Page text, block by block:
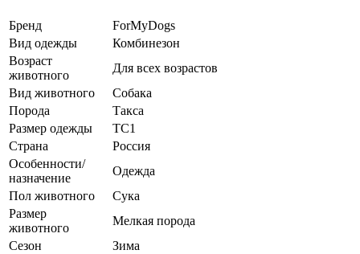
Бренд
ForMyDogs
Вид одежды
Комбинезон
Возраст
животного
Для всех возрастов
Вид животного
Собака
Порода
Такса
Размер одежды
TC1
Страна
Россия
Особенности/
назначение
Одежда
Пол животного
Сука
Размер
животного
Мелкая порода
Сезон
Зима